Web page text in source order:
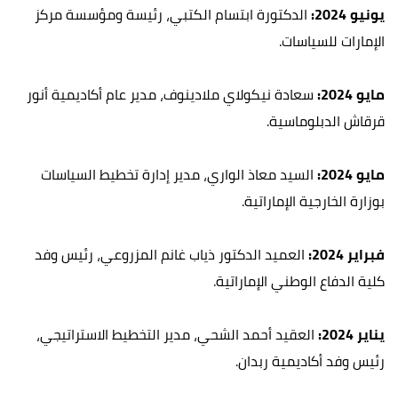
يونيو 2024:
الدكتورة ابتسام الكتبي، رئيسة ومؤسسة مركز
الإمارات للسياسات.
مايو 2024:
سعادة نيكولاي ملادينوف، مدير عام أكاديمية أنور
قرقاش الدبلوماسية.
مايو 2024:
السيد معاذ الواري، مدير إدارة تخطيط السياسات
بوزارة الخارجية الإماراتية.
فبراير 2024:
العميد الدكتور ذياب غانم المزروعي، رئيس وفد
كلية الدفاع الوطني الإماراتية.
يناير 2024:
العقيد أحمد الشحي، مدير التخطيط الاستراتيجي،
رئيس وفد أكاديمية ربدان.